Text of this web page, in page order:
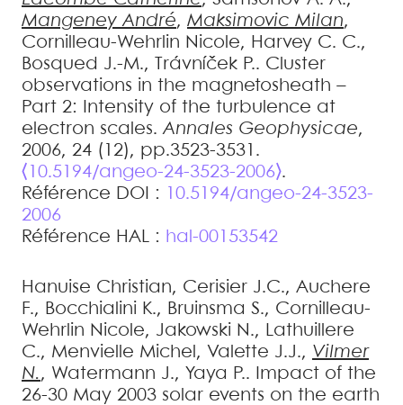
Mangeney André, Maksimovic Milan,
Cornilleau-Wehrlin Nicole, Harvey C. C.,
Bosqued J.-M., Trávníček P.. Cluster
observations in the magnetosheath –
Part 2: Intensity of the turbulence at
electron scales.Annales Geophysicae,
2006, 24 (12), pp.3523-3531.
⟨10.5194/angeo-24-3523-2006⟩.
Référence DOI :
10.5194/angeo-24-3523-
2006
Référence HAL : hal-00153542
Hanuise Christian, Cerisier J.C., Auchere
F., Bocchialini K., Bruinsma S., Cornilleau-
Wehrlin Nicole, Jakowski N., Lathuillere
C., Menvielle Michel , Valette J.J., Vilmer
N., Watermann J., Yaya P..
Impact of the
26-30 May 2003 solar events on the earth